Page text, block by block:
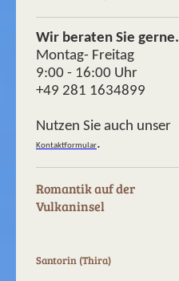
Wir beraten Sie gerne.
Montag- Freitag
9:00 - 16:00 Uhr
+49 281 1634899
Nutzen Sie auch unser
Kontaktformular.
Romantik auf der
Vulkaninsel
Santorin (Thira)